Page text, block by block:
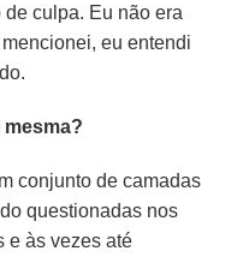
culpa. Eu não era
eu entendi
mesma?
conjunto de camadas
questionadas nos
e às vezes até